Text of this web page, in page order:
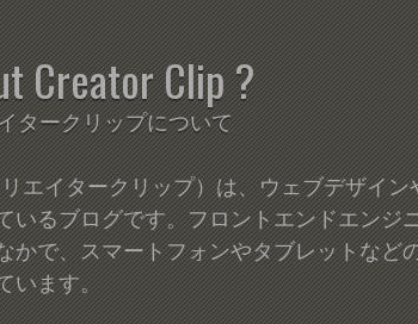
Creator Clip ?
タークリップについて
エイタークリップ）は、ウェブデザイン
いるブログです。フロントエンドエンジ
かで、スマートフォンやタブレットなど
います。